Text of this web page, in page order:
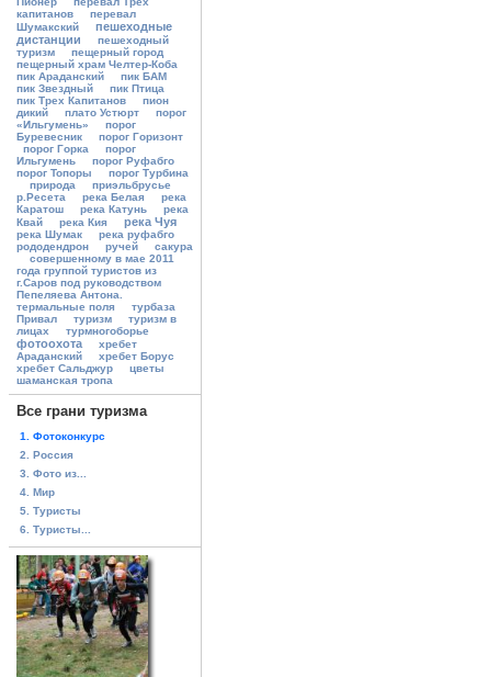
капитанов
перевал
Шумакский
пешеходные
дистанции
пешеходный
туризм
пещерный город
пещерный храм Челтер-Коба
пик Араданский
пик БАМ
пик Звездный
пик Птица
пик Трех Капитанов
пион
дикий
плато Устюрт
порог
«Ильгумень»
порог
Буревесник
порог Горизонт
порог Горка
порог
Ильгумень
порог Руфабго
порог Топоры
порог Турбина
природа
приэльбрусье
р.Ресета
река Белая
река
Каратош
река Катунь
река
Квай
река Кия река Чуя
река Шумак
река руфабго
рододендрон
ручей
сакура
совершенному в мае 2011
года группой туристов из
г.Саров под руководством
Пепеляева Антона.
термальные поля
турбаза
Привал
туризм
туризм в
лицах
турмногоборье
фотоохота
хребет
Араданский
хребет Борус
хребет Сальджур
цветы
шаманская тропа
Все грани туризма
1. Фотоконкурс
2. Россия
3. Фото из...
4. Мир
5. Туристы
6. Туристы...